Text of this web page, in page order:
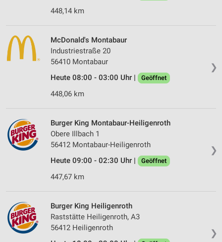
448,14 km
❯
McDonald's Montabaur
Industriestraße 20
56410 Montabaur
Heute 08:00 - 03:00 Uhr |
Geöffnet
448,06 km
❯
Burger King Montabaur-Heiligenroth
Obere Illbach 1
56412 Montabaur-Heiligenroth
Heute 09:00 - 02:30 Uhr |
Geöffnet
447,67 km
❯
Burger King Heiligenroth
Raststätte Heiligenroth, A3
56412 Heiligenroth